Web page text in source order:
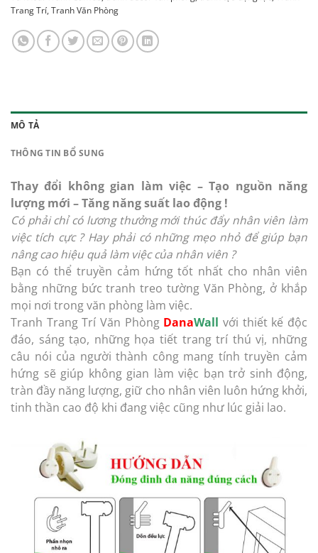
Trang Trí, Tranh Văn Phòng
MÔ TẢ
THÔNG TIN BỔ SUNG
Thay đổi không gian làm việc – Tạo nguồn năng
lượng mới – Tăng năng suất lao động !
Có phải chỉ có lương thưởng mới thúc đẩy nhân viên làm
việc tích cực ? Hay phải có những mẹo nhỏ để giúp bạn
nâng cao hiệu quả làm việc của nhân viên ?
Bạn có thể truyền cảm hứng tốt nhất cho nhân viên
bằng những bức tranh treo tường Văn Phòng, ở khắp
mọi nơi trong văn phòng làm việc.
Tranh Trang Trí Văn Phòng DanaWall với thiết kế độc
đáo, sáng tạo, những họa tiết trang trí thú vị, những
câu nói của người thành công mang tính truyền cảm
hứng sẽ giúp không gian làm việc bạn trở sinh động,
tràn đầy năng lượng, giữ cho nhân viên luôn hứng khởi,
tinh thần cao độ khi đang việc cũng như lúc giải lao.